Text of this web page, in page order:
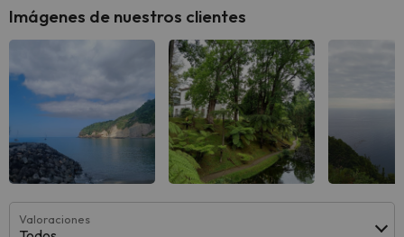
Imágenes de nuestros clientes
Valoraciones